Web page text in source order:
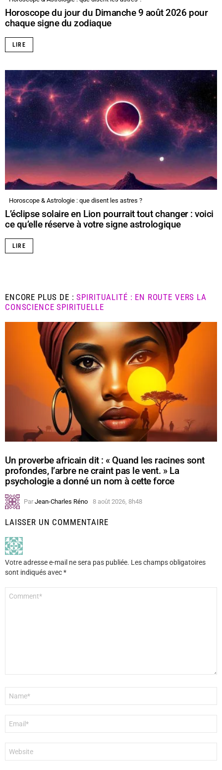
Horoscope du jour du Dimanche 9 août 2026 pour
chaque signe du zodiaque
LIRE
Horoscope & Astrologie : que disent les astres ?
L’éclipse solaire en Lion pourrait tout changer : voici
ce qu’elle réserve à votre signe astrologique
LIRE
ENCORE PLUS DE :SPIRITUALITÉ : EN ROUTE VERS LA
CONSCIENCE SPIRITUELLE
Un proverbe africain dit : « Quand les racines sont
profondes, l’arbre ne craint pas le vent. » La
psychologie a donné un nom à cette force
Par Jean-Charles Réno 8 août 2026, 8h48
LAISSER UN COMMENTAIRE
Votre adresse e-mail ne sera pas publiée. Les champs obligatoires
sont indiqués avec*
mail
*
web